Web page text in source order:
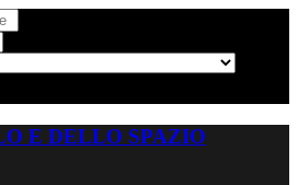
E DELLO SPAZIO